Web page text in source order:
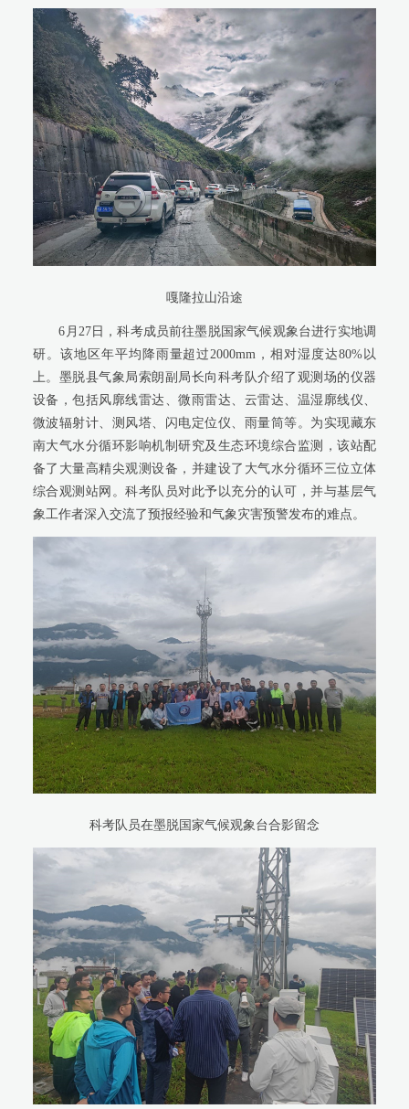
嘎隆拉山沿途
6月27日，科考成员前往墨脱国家气候观象台进行实地调
研。该地区年平均降雨量超过2000mm，相对湿度达80%以
上。墨脱县气象局索朗副局长向科考队介绍了观测场的仪器
设备，包括风廓线雷达、微雨雷达、云雷达、温湿廓线仪、
微波辐射计、测风塔、闪电定位仪、雨量筒等。为实现藏东
南大气水分循环影响机制研究及生态环境综合监测，该站配
备了大量高精尖观测设备，并建设了大气水分循环三位立体
综合观测站网。科考队员对此予以充分的认可，并与基层气
象工作者深入交流了预报经验和气象灾害预警发布的难点。
科考队员在墨脱国家气候观象台合影留念